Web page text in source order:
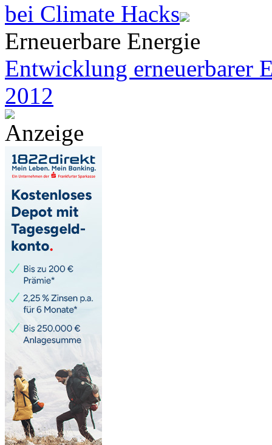
bei Climate Hacks
Erneuerbare Energie
Entwicklung erneuerbarer
2012
Anzeige